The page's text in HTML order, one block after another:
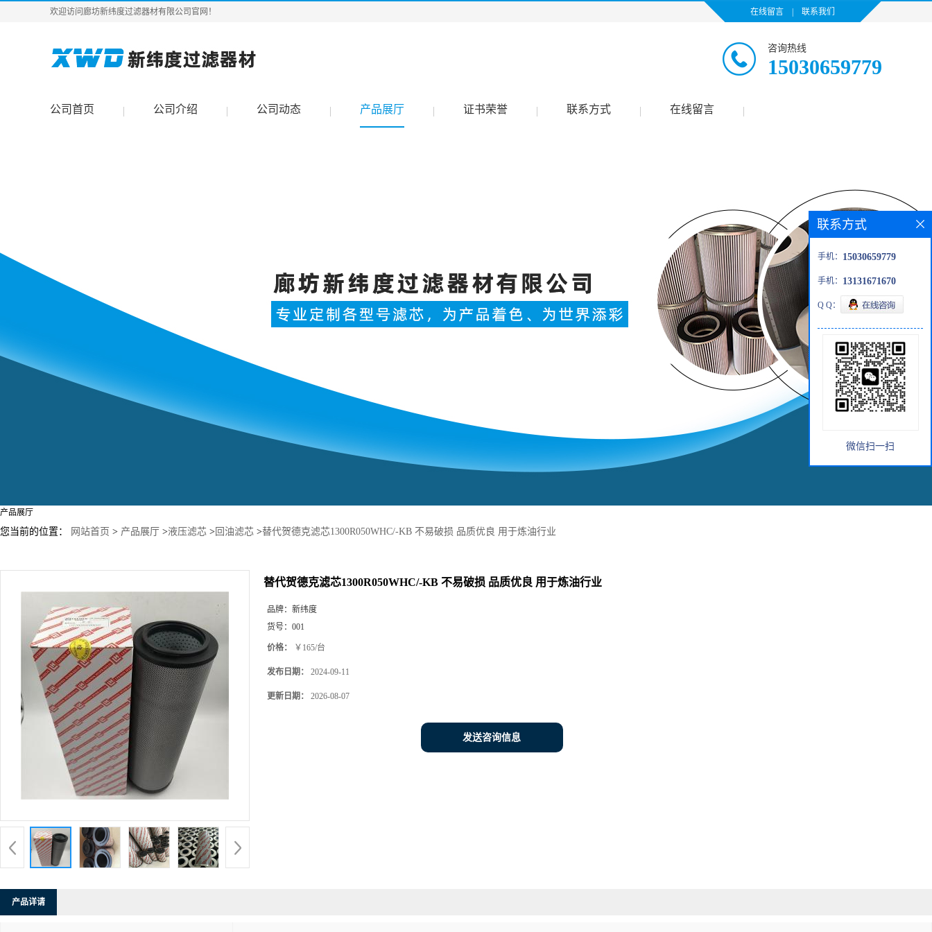
欢迎访问廊坊新纬度过滤器材有限公司官网！ 在线留言 联系我们
咨询热线
15030659779
公司首页 公司介绍 公司动态 产品展厅 证书荣誉 联系方式 在线留言
产品展厅
您当前的位置： 网站首页 > 产品展厅 >液压滤芯 > 回油滤芯 >替代贺德克滤芯1300R050WHC/-KB 不易破损 品质优良 用于炼油行业
替代贺德克滤芯1300R050WHC/-KB 不易破损 品质优良 用于炼油行业
品牌： 新纬度
货号： 001
价格： ￥165/台
发布日期： 2024-09-11
更新日期： 2026-08-07
发送咨询信息
产品详请
联系方式
手机： 15030659779
手机： 13131671670
Q Q：
微信扫一扫